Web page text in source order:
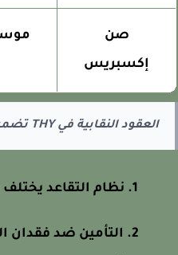
صن
إكسبريس
العقود النقابية في THY تضمن حماية وظيفية أعلى.
نظام التقاعد يختلف
التأمين ضد فقدان